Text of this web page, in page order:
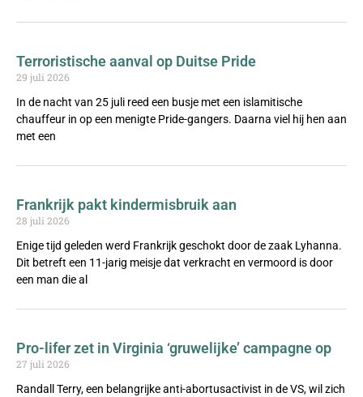
Terroristische aanval op Duitse Pride
29 juli 2026
In de nacht van 25 juli reed een busje met een islamitische
chauffeur in op een menigte Pride-gangers. Daarna viel hij hen aan
met een
Frankrijk pakt kindermisbruik aan
28 juli 2026
Enige tijd geleden werd Frankrijk geschokt door de zaak Lyhanna.
Dit betreft een 11-jarig meisje dat verkracht en vermoord is door
een man die al
Pro-lifer zet in Virginia ‘gruwelijke’ campagne op
27 juli 2026
Randall Terry, een belangrijke anti-abortusactivist in de VS, wil zich